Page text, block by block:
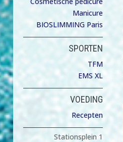
Manicure
BIOSLIMMING Paris
SPORTEN
TFM
EMS XL
VOEDING
Recepten
Stationsplein 1